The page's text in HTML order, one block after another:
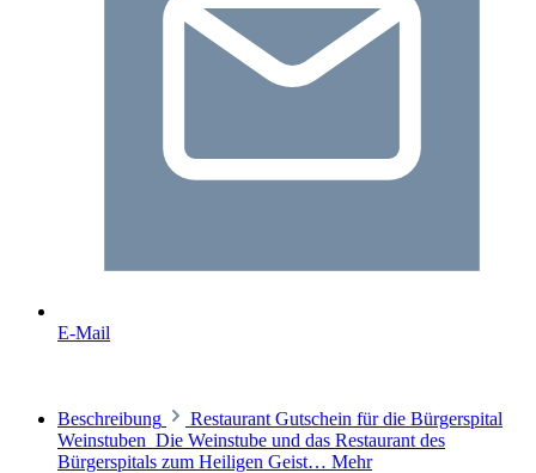
E-Mail
Beschreibung
Restaurant Gutschein für die Bürgerspital
Weinstuben Die Weinstube und das Restaurant des
Bürgerspitals zum Heiligen Geist… Mehr